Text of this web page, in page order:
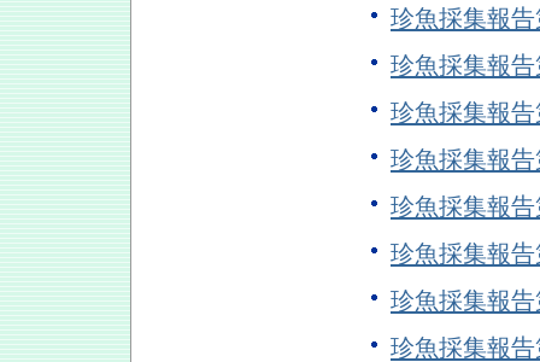
珍魚採集報
珍魚採集報
珍魚採集報
珍魚採集報
珍魚採集報
珍魚採集報
珍魚採集報
珍魚採集報